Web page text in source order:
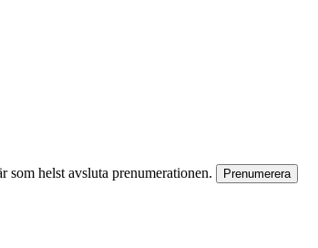
helst avsluta prenumerationen.